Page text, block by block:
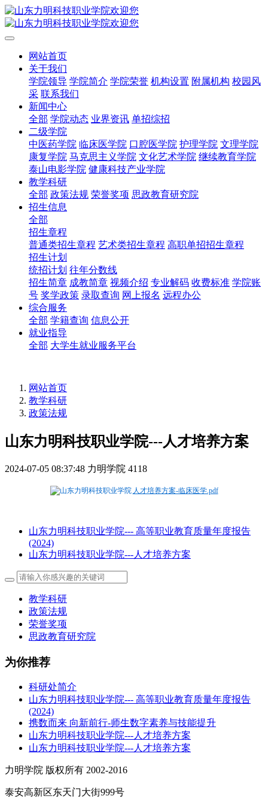
网站首页
关于我们
学院领导 学院简介 学院荣誉 机构设置 附属机构 校园风
采 联系我们
新闻中心
全部 学院动态 业界资讯 单招综招
二级学院
中医药学院 临床医学院 口腔医学院 护理学院 文理学院
康复学院 马克思主义学院 文化艺术学院 继续教育学院
泰山电影学院 健康科技产业学院
教学科研
全部 政策法规 荣誉奖项 思政教育研究院
招生信息
全部
招生章程
普通类招生章程 艺术类招生章程 高职单招招生章程
招生计划
统招计划 往年分数线
招生简章 成教简章 视频介绍 专业解码 收费标准 学院账
号 奖学政策 录取查询 网上报名 远程办公
综合服务
全部 学籍查询 信息公开
就业指导
全部 大学生就业服务平台
网站首页
教学科研
政策法规
山东力明科技职业学院---人才培养方案
2024-07-05 08:37:48 力明学院 4118
人才培养方案-临床医学.pdf
山东力明科技职业学院--- 高等职业教育质量年度报告
(2024)
山东力明科技职业学院---人才培养方案
教学科研
政策法规
荣誉奖项
思政教育研究院
为你推荐
科研处简介
山东力明科技职业学院--- 高等职业教育质量年度报告
(2024)
携数而来 向新前行-师生数字素养与技能提升
山东力明科技职业学院---人才培养方案
山东力明科技职业学院---人才培养方案
力明学院 版权所有 2002-2016
泰安高新区东天门大街999号